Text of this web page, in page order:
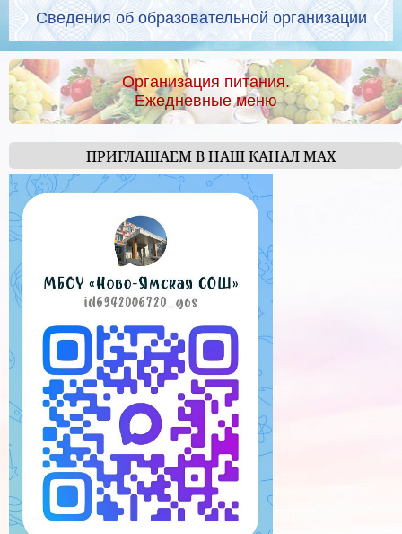
Сведения об образовательной организации
Организация питания.
Ежедневные меню
ПРИГЛАШАЕМ В НАШ КАНАЛ МАХ